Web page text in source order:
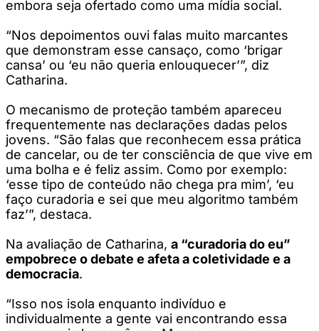
embora seja ofertado como uma mídia social.
“Nos depoimentos ouvi falas muito marcantes
que demonstram esse cansaço, como ‘brigar
cansa’ ou ‘eu não queria enlouquecer’”, diz
Catharina.
O mecanismo de proteção também apareceu
frequentemente nas declarações dadas pelos
jovens. “São falas que reconhecem essa prática
de cancelar, ou de ter consciência de que vive em
uma bolha e é feliz assim. Como por exemplo:
‘esse tipo de conteúdo não chega pra mim’, ‘eu
faço curadoria e sei que meu algoritmo também
faz’”, destaca.
Na avaliação de Catharina, a “curadoria do eu”
empobrece o debate e afeta a coletividade e a
democracia.
“Isso nos isola enquanto indivíduo e
individualmente a gente vai encontrando essa